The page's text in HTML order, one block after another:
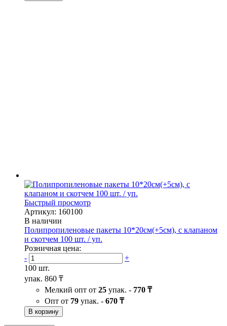
Быстрый просмотр
Артикул: 160100
В наличии
Полипропиленовые пакеты 10*20см(+5см), с клапаном
и скотчем 100 шт. / уп.
Розничная цена:
-
+
100 шт.
упак. 860 ₸
Мелкий опт от 25 упак. - 770 ₸
Опт от 79 упак. - 670 ₸
В корзину